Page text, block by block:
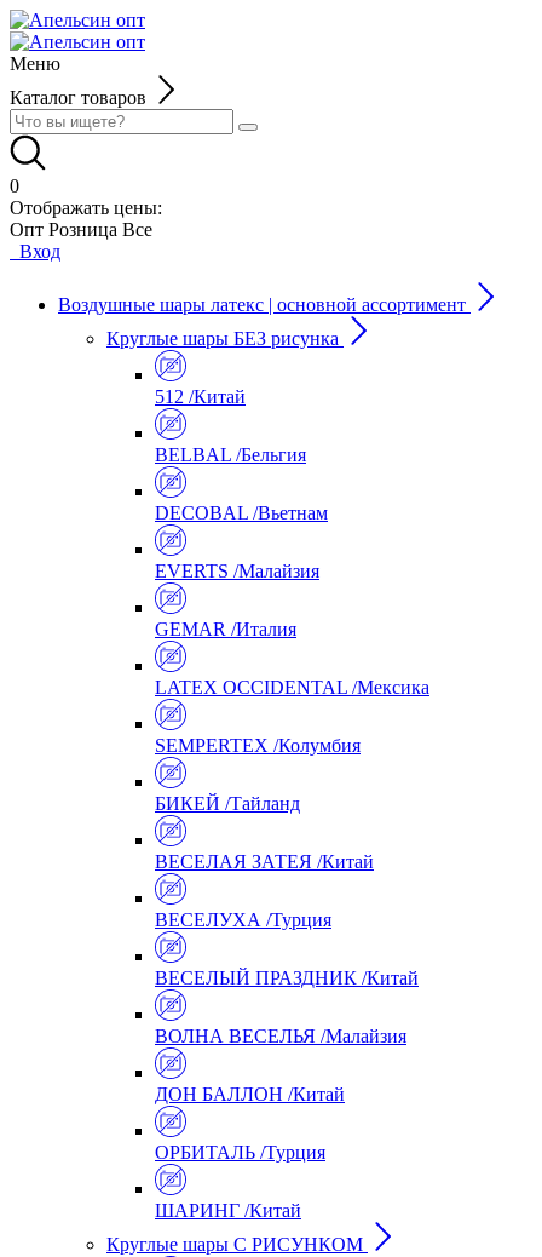
Меню
Каталог товаров
0
Отображать цены:
Опт Розница Все
Вход
Воздушные шары латекс | основной ассортимент
Круглые шары БЕЗ рисунка
512 /Китай
BELBAL /Бельгия
DECOBAL /Вьетнам
EVERTS /Малайзия
GEMAR /Италия
LATEX OCCIDENTAL /Мексика
SEMPERTEX /Колумбия
БИКЕЙ /Тайланд
ВЕСЕЛАЯ ЗАТЕЯ /Китай
ВЕСЕЛУХА /Турция
ВЕСЕЛЫЙ ПРАЗДНИК /Китай
ВОЛНА ВЕСЕЛЬЯ /Малайзия
ДОН БАЛЛОН /Китай
ОРБИТАЛЬ /Турция
ШАРИНГ /Китай
Круглые шары С РИСУНКОМ